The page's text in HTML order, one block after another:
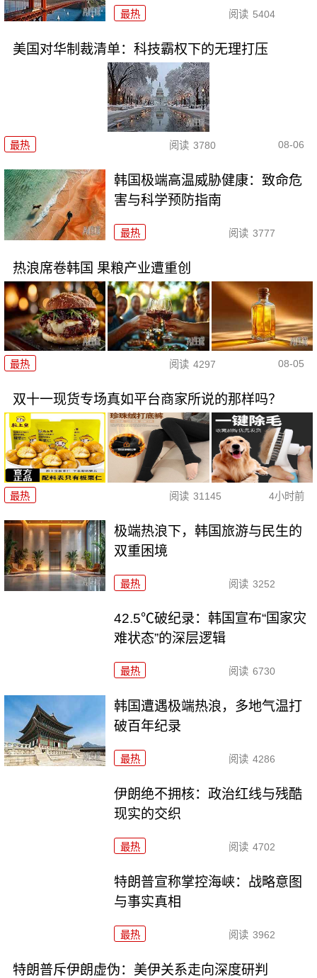
最热 阅读 5404
美国对华制裁清单：科技霸权下的无理打压
最热 阅读 3780 08-06
韩国极端高温威胁健康：致命危
害与科学预防指南
最热 阅读 3777
热浪席卷韩国 果粮产业遭重创
最热 阅读 4297 08-05
双十一现货专场真如平台商家所说的那样吗？
最热 阅读 31145 4小时前
极端热浪下，韩国旅游与民生的
双重困境
最热 阅读 3252
42.5℃破纪录：韩国宣布“国家灾
难状态”的深层逻辑
最热 阅读 6730
韩国遭遇极端热浪，多地气温打
破百年纪录
最热 阅读 4286
伊朗绝不拥核：政治红线与残酷
现实的交织
最热 阅读 4702
特朗普宣称掌控海峡：战略意图
与事实真相
最热 阅读 3962
特朗普斥伊朗虚伪：美伊关系走向深度研判